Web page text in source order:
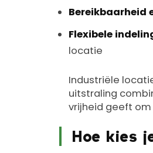
Bereikbaarheid
Flexibele
locatie
Industriële
uitstraling
vrijheid geeft
Hoe kies